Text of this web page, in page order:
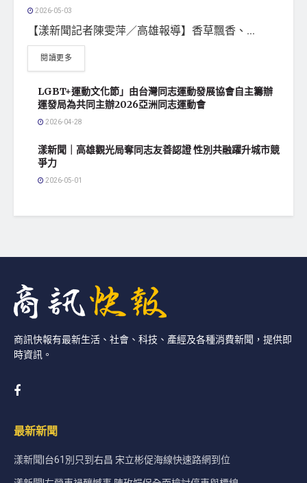
2026-05-03
【漾新聞記者陳雯萍／高雄報導】香草飄香、...
閱讀更多
LGBT+運動文化節」由台灣同志運動發展協會自主籌辦
運發局為共同主辦2026亞洲同志運動會
2026-04-28
漾新聞｜高雄觀光局奪同志友善認證 性別共融躍升城市競
爭力
2026-05-01
商訊快報有最新生活、社會、科技、產經及各種消費新聞，提供即
時資訊。
最新新聞
漾新聞|台61別只到右昌 宋立彬促海線快速路網到位